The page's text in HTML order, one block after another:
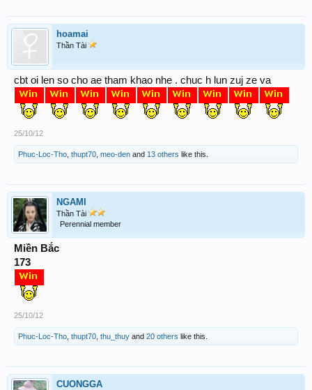
hoamai
Thần Tài
cbt oi len so cho ae tham khao nhe . chuc h lun zuj ze va
25/10/12
Phuc-Loc-Tho thupt70 meo-den and 13 others like this.
NGAMI
Thần Tài
Perennial member
Miền Bắc
173
25/10/12
Phuc-Loc-Tho thupt70 thu_thuy and 20 others like this.
CUONGGA